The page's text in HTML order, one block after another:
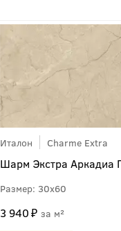
Италон Charme Extra
Шарм Экстра Аркадиа
30x60
3 940 м²